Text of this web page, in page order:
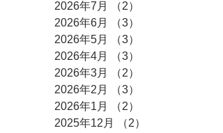
2026年7月 （2）
2026年6月
（3）
2026年5月
（3）
2026年4月
（3）
2026年3月
（2）
2026年2月
（3）
2026年1月
（2）
2025年12月
（2）